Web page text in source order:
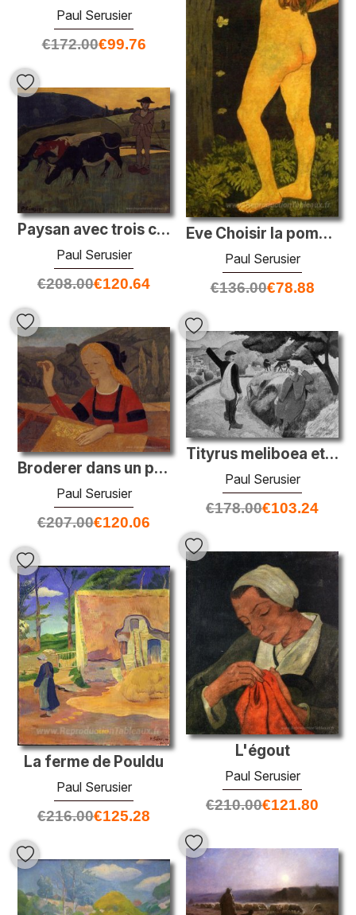
Paul Serusier
€172.00€99.76
Eve Choisir la pomme
Paul Serusier
€136.00€78.88
Paysan avec trois corbeaux
Paul Serusier
€208.00€120.64
Broderer dans un paysage de chateauneuf
Paul Serusier
€207.00€120.06
Tityrus meliboea et le départ de Gauguin
Paul Serusier
€178.00€103.24
L'égout
Paul Serusier
€210.00€121.80
La ferme de Pouldu
Paul Serusier
€216.00€125.28